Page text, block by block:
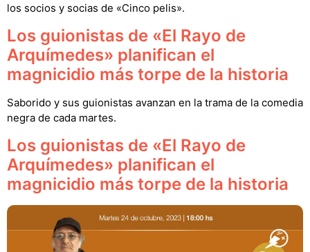
los socios y socias de «Cinco pelis».
Los guionistas de «El Rayo de
Arquímedes» planifican el
magnicidio más torpe de la historia
Saborido y sus guionistas avanzan en la trama de la comedia
negra de cada martes.
Los guionistas de «El Rayo de
Arquímedes» planifican el
magnicidio más torpe de la historia